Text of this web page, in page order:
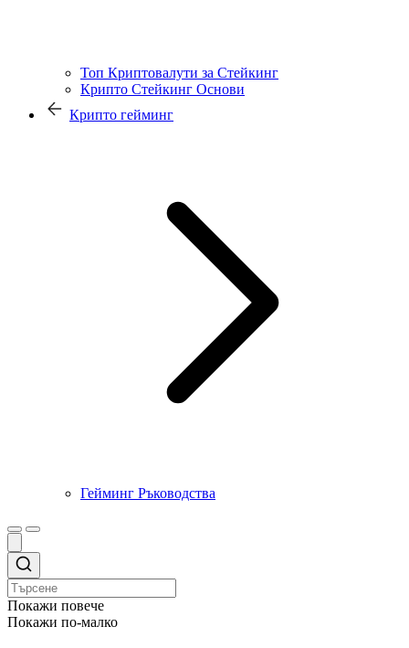
Топ Криптовалути за Стейкинг
Крипто Стейкинг Основи
Крипто гейминг
Гейминг Ръководства
Покажи повече
Покажи по-малко